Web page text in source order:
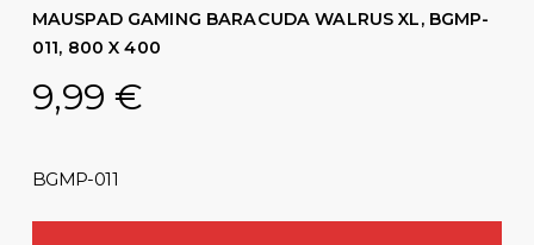
MAUSPAD GAMING BARACUDA WALRUS XL, BGMP-
011, 800 X 400
9,99 €
BGMP-011